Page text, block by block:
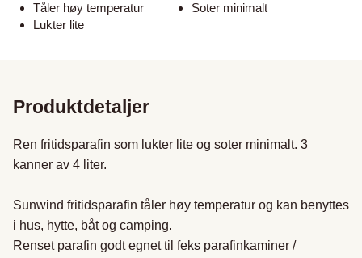
Tåler høy temperatur
Lukter lite
Soter minimalt
Produktdetaljer
Ren fritidsparafin som lukter lite og soter minimalt. 3
kanner av 4 liter.
Sunwind fritidsparafin tåler høy temperatur og kan benyttes
i hus, hytte, båt og camping.
Renset parafin godt egnet til feks parafinkaminer /